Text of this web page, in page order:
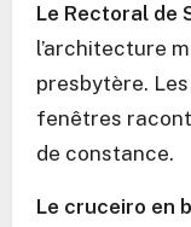
Le Rectoral de
l’architecture
presbytère.
fenêtres
de constance.
Le cruceiro en